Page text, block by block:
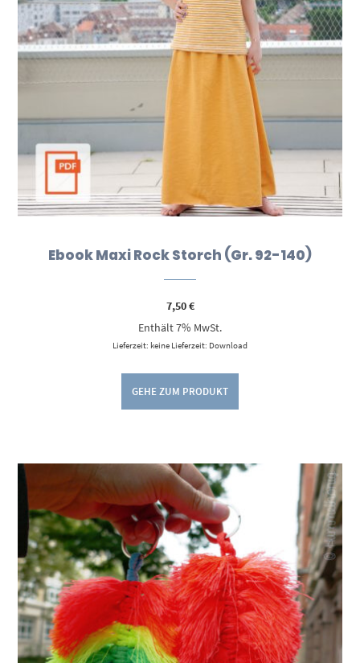
Ebook Maxi Rock Storch (Gr. 92-140)
7,50€
Enthält 7% MwSt.
Lieferzeit: keine Lieferzeit: Download
GEHE ZUM PRODUKT